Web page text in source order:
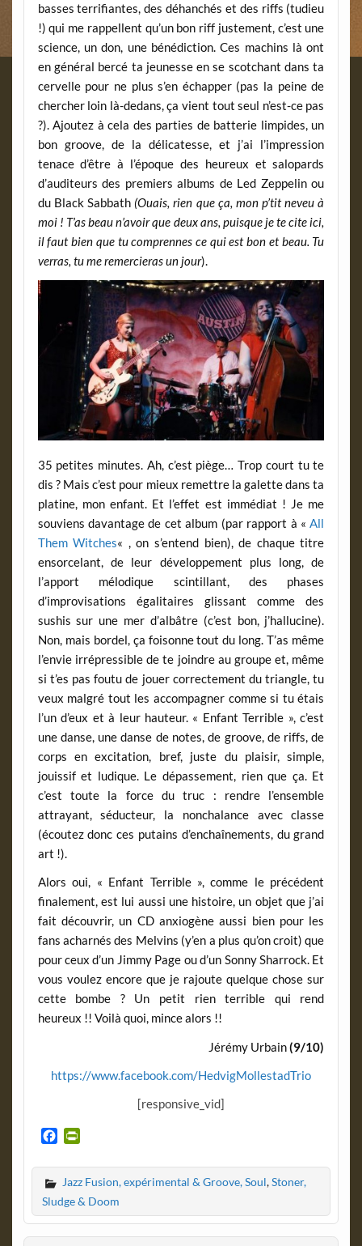
basses terrifiantes, des déhanchés et des riffs (tudieu
!) qui me rappellent qu’un bon riff justement, c’est une
science, un don, une bénédiction. Ces machins là ont
en général bercé ta jeunesse en se scotchant dans ta
cervelle pour ne plus s’en échapper (pas la peine de
chercher loin là-dedans, ça vient tout seul n’est-ce pas
?). Ajoutez à cela des parties de batterie limpides, un
bon groove, de la délicatesse, et j’ai l’impression
tenace d’être à l’époque des heureux et salopards
d’auditeurs des premiers albums de Led Zeppelin ou
du Black Sabbath (Ouais, rien que ça, mon p’tit neveu à
moi ! T’as beau n’avoir que deux ans, puisque je te cite ici,
il faut bien que tu comprennes ce qui est bon et beau. Tu
verras, tu me remercieras un jour).
35 petites minutes. Ah, c’est piège… Trop court tu te
dis ? Mais c’est pour mieux remettre la galette dans ta
platine, mon enfant. Et l’effet est immédiat ! Je me
souviens davantage de cet album (par rapport à «All
Them Witches« , on s’entend bien), de chaque titre
ensorcelant, de leur développement plus long, de
l’apport mélodique scintillant, des phases
d’improvisations égalitaires glissant comme des
sushis sur une mer d’albâtre (c’est bon, j’hallucine).
Non, mais bordel, ça foisonne tout du long. T’as même
l’envie irrépressible de te joindre au groupe et, même
si t’es pas foutu de jouer correctement du triangle, tu
veux malgré tout les accompagner comme si tu étais
l’un d’eux et à leur hauteur. « Enfant Terrible », c’est
une danse, une danse de notes, de groove, de riffs, de
corps en excitation, bref, juste du plaisir, simple,
jouissif et ludique. Le dépassement, rien que ça. Et
c’est toute la force du truc : rendre l’ensemble
attrayant, séducteur, la nonchalance avec classe
(écoutez donc ces putains d’enchaînements, du grand
art !).
Alors oui, « Enfant Terrible », comme le précédent
finalement, est lui aussi une histoire, un objet que j’ai
fait découvrir, un CD anxiogène aussi bien pour les
fans acharnés des Melvins (y’en a plus qu’on croit) que
pour ceux d’un Jimmy Page ou d’un Sonny Sharrock. Et
vous voulez encore que je rajoute quelque chose sur
cette bombe ? Un petit rien terrible qui rend
heureux !! Voilà quoi, mince alors !!
Jérémy Urbain(9/10)
https://www.facebook.com/HedvigMollestadTrio
[responsive_vid]
c
e
b
o
o
i
n
t
F
r
Jazz Fusion, expérimental & Groove, Soul,Stoner,
Sludge & Doom